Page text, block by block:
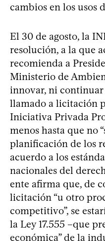
cambios en los usos
El 30 de agosto, la
resolución, a la que
recomienda a
Ministerio de
innovar, ni continuar
llamado a licitación
Iniciativa Privada
menos hasta que no
planificación de los
acuerdo a los
nacionales del
ente afirma que, de
licitación “u otro
competitivo”, se
la Ley 17.555 –que
económica” de la